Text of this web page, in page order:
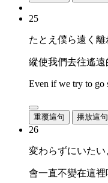
25
たとえ僕ら遠く
縱使我們去往遙遠
Even if we try to go
重覆這句 播放這句
26
変わらずにいたい
會一直不變在這裡